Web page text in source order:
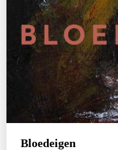
Bloedeigen